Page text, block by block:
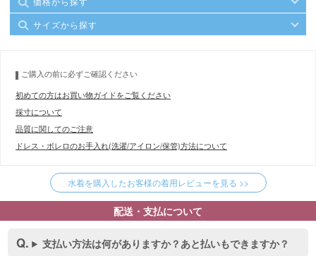
サイズから探す
ご購入の前に必ずご確認ください
初めての方はお買い物ガイドをご覧ください
採寸について
品質に関してのご注意
ドレス・ボレロのお手入れ(洗濯/アイロン/保管)方法について
水着を購入したお客様の着用レビューを見る >>
配送・支払について
支払い方法は何がありますか？あと払いもできますか？